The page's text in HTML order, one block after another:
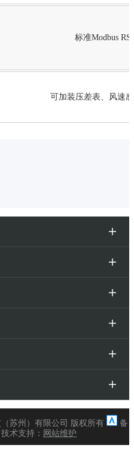
标准Modbus
可加装压差表、风速
苏州）有限公司 版权所有
备
技术支持： 网站维护